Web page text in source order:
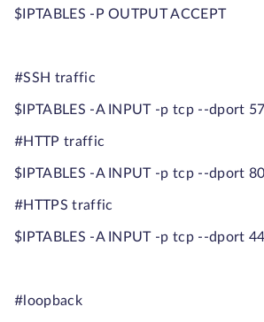
$IPTABLES -P OUTPUT ACCEPT
#SSH traffic
$IPTABLES -A INPUT -p tcp --dport
#HTTP traffic
$IPTABLES -A INPUT -p tcp --dport
#HTTPS traffic
$IPTABLES -A INPUT -p tcp --dport
#loopback